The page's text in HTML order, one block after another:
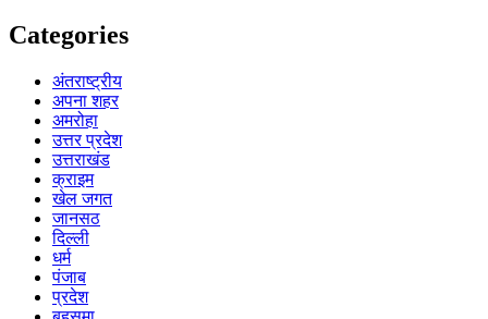
Categories
अंतराष्ट्रीय
अपना शहर
अमरोहा
उत्तर प्रदेश
उत्तराखंड
क्राइम
खेल जगत
जानसठ
दिल्ली
धर्म
पंजाब
प्रदेश